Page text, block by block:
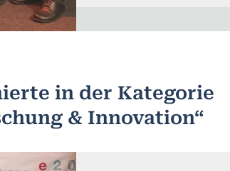
in der Kategorie
& Innovation“